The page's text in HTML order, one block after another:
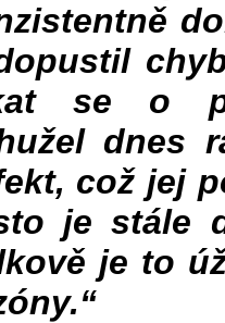
se o
dnes
což jej
je stále
je to